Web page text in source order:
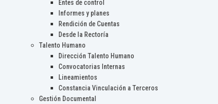
Entes de control
Informes y planes
Rendición de Cuentas
Desde la Rectoría
Talento Humano
Dirección Talento Humano
Convocatorias Internas
Lineamientos
Constancia Vinculación a Terceros
Gestión Documental